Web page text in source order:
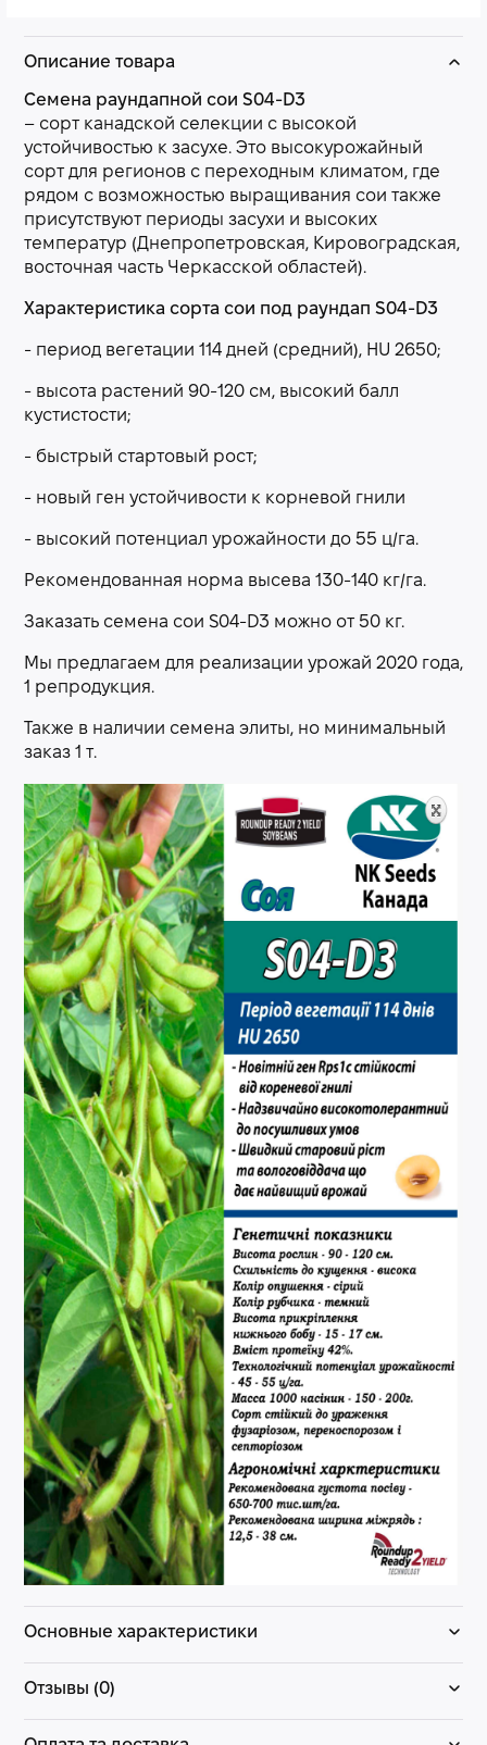
Описание товара
Cемена раундапной сои S04-D3
– сорт канадской селекции с высокой
устойчивостью к засухе. Это высокурожайный
сорт для регионов с переходным климатом, где
рядом с возможностью выращивания сои также
присутствуют периоды засухи и высоких
температур (Днепропетровская, Кировоградская,
восточная часть Черкасской областей).
Характеристика сорта сои под раундап S04-D3
- период вегетации 114 дней (средний), HU 2650;
- высота растений 90-120 см, высокий балл
кустистости;
- быстрый стартовый рост;
- новый ген устойчивости к корневой гнили
- высокий потенциал урожайности до 55 ц/га.
Рекомендованная норма высева 130-140 кг/га.
Заказать семена сои S04-D3 можно от 50 кг.
Мы предлагаем для реализации урожай 2020 года,
1 репродукция.
Также в наличии семена элиты, но минимальный
заказ 1 т.
Основные характеристики
Отзывы (0)